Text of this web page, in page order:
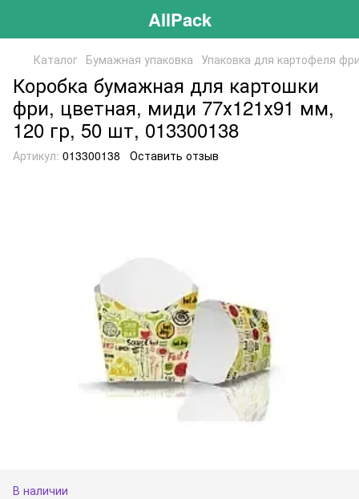
AllPack
Каталог Бумажная упаковка Упаковка для картофеля
Коробка бумажная для картошки
фри, цветная, миди 77х121х91 мм,
120 гр, 50 шт, 013300138
Артикул: 013300138 Оставить отзыв
В наличии